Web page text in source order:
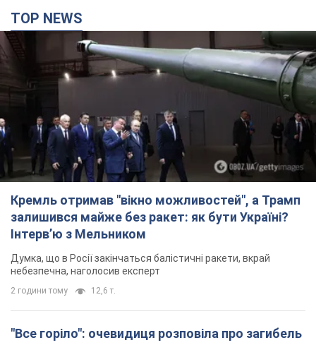
Кремль отримав "вікно можливостей", а Трамп
залишився майже без ракет: як бути Україні?
Інтерв’ю з Мельником
Думка, що в Росії закінчаться балістичні ракети, вкрай
небезпечна, наголосив експерт
2 години тому 12,6 т.
"Все горіло": очевидиця розповіла про загибель
3-річного хлопчика і його рідних внаслідок
атаки РФ на Київщину. Відео та фото
2 години тому 2,3 т.
У Німеччині зафіксували дрони над базою, де
ремонтують системи Patriot – Tagesschau